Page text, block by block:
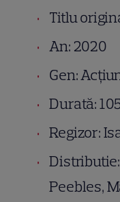
Titlu
An: 2020
Gen:
Durată:
Regizor:
Peebles,